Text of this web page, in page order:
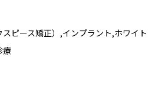
ピース矯正）,インプラント,ホワイト
療